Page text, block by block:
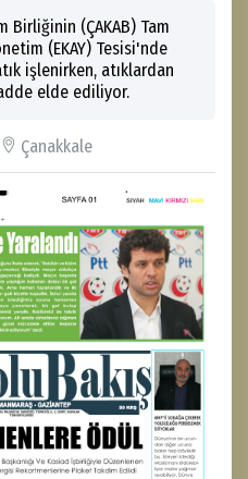
Birliğinin (ÇAKAB) Tam
(EKAY) Tesisi'nde
işlenirken, atıklardan
elde ediliyor.
Çanakkale